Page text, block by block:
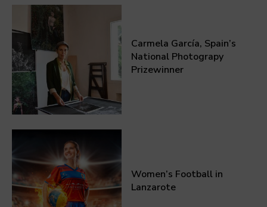
Carmela García, Spain’s
National Photograpy
Prizewinner
Women’s Football in
Lanzarote